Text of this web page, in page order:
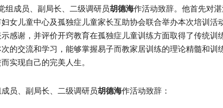
成员、副局长、二级调研员胡德海作活动致辞。他首先对
女儿童中心及孤独症儿童家长互助协会联合举办本次培训活
感谢，并评价开窍教育在孤独症儿童训练方面取得了传统训
的交流和学习，能够掌握易子而教家居训练的理论精髓和训
实现自己的完美人生。
员、副局长、二级调研员胡德海作活动致辞：